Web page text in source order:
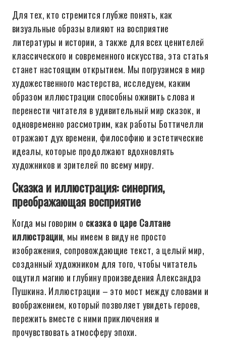
Для тех, кто стремится глубже понять, как
визуальные образы влияют на восприятие
литературы и истории, а также для всех ценителей
классического и современного искусства, эта статья
станет настоящим открытием. Мы погрузимся в мир
художественного мастерства, исследуем, каким
образом иллюстрации способны оживить слова и
перенести читателя в удивительный мир сказок, и
одновременно рассмотрим, как работы Боттичелли
отражают дух времени, философию и эстетические
идеалы, которые продолжают вдохновлять
художников и зрителей по всему миру.
Сказка и иллюстрация: синергия,
преображающая восприятие
Когда мы говорим о сказка о царе Салтане
иллюстрации, мы имеем в виду не просто
изображения, сопровождающие текст, а целый мир,
созданный художником для того, чтобы читатель
ощутил магию и глубину произведения Александра
Пушкина. Иллюстрации – это мост между словами и
воображением, который позволяет увидеть героев,
пережить вместе с ними приключения и
прочувствовать атмосферу эпохи.